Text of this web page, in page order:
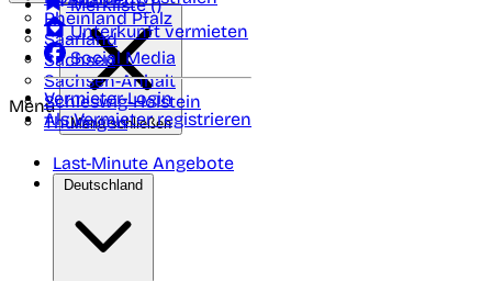
Rheinland Pfalz
Saarland
Sachsen
Sachsen-Anhalt
Schleswig-Holstein
Thüringen
Merkliste ()
Unterkunft vermieten
Social Media
Vermieter-Login
Als Vermieter registrieren
Menü
Menü schließen
Last-Minute Angebote
Deutschland